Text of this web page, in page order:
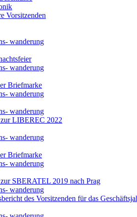
Vorsitzenden
wanderung
wanderung
Briefmarke
wanderung
wanderung
LIBEREC 2022
wanderung
Briefmarke
wanderung
SBERATEL 2019 nach Prag
wanderung
des Vorsitzenden für das